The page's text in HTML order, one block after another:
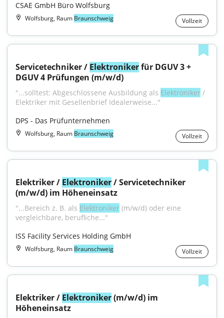
CSAE GmbH Büro Wolfsburg
Wolfsburg, Raum Braunschweig Vollzeit
Servicetechniker / Elektroniker für DGUV 3 +
DGUV 4 Prüfungen (m/w/d)
"...solltest: Abgeschlossene Ausbildung als Elektroniker /
Elektriker mit Gesellenbrief Idealerweise..."
DPS - Das Prüfunternehmen
Wolfsburg, Raum Braunschweig Vollzeit
Elektriker / Elektroniker / Servicetechniker
(m/w/d) im Höheneinsatz
"...Bereich z. B. als Elektroniker (m/w/d) oder eine
vergleichbare, berufliche..."
ISS Facility Services Holding GmbH
Wolfsburg, Raum Braunschweig Vollzeit
Elektriker / Elektroniker (m/w/d) im
Höheneinsatz